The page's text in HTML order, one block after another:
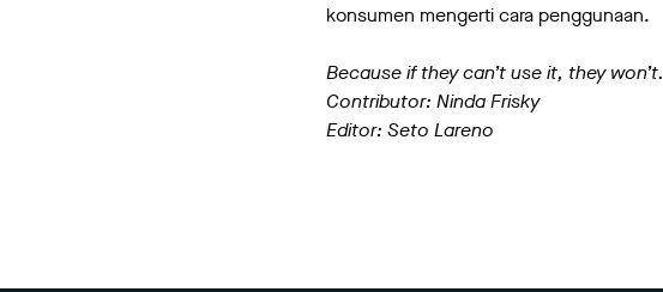
konsumen mengerti cara penggunaan.
Because if they can’t use it, they won’t.
Contributor: Ninda Frisky
Editor: Seto Lareno